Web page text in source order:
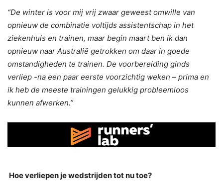
“De winter is voor mij vrij zwaar geweest omwille van
opnieuw de combinatie voltijds assistentschap in het
ziekenhuis en trainen, maar begin maart ben ik dan
opnieuw naar Australië getrokken om daar in goede
omstandigheden te trainen. De voorbereiding ginds
verliep -na een paar eerste voorzichtig weken – prima en
ik heb de meeste trainingen gelukkig probleemloos
kunnen afwerken.”
Hoe verliepen je wedstrijden tot nu toe?